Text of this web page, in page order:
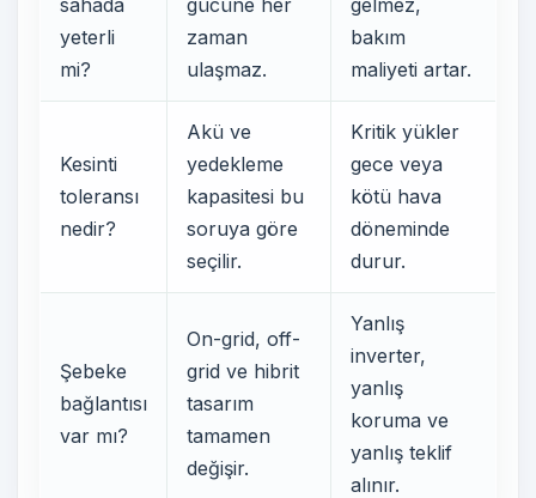
yeterli
mi?
zaman
ulaşmaz.
bakım
maliyeti artar.
Kesinti
toleransı
nedir?
Akü ve
yedekleme
kapasitesi bu
soruya göre
seçilir.
Kritik yükler
gece veya
kötü hava
döneminde
durur.
Şebeke
bağlantısı
var mı?
On-grid, off-
grid ve hibrit
tasarım
tamamen
değişir.
Yanlış
inverter,
yanlış
koruma ve
yanlış teklif
alınır.